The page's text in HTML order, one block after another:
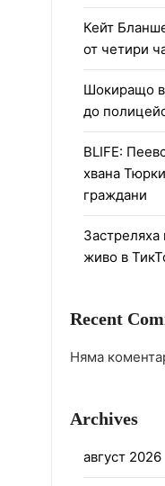
Кейт
от четири
Шокиращо
до
BLIFE:
хвана
граждани
живо в
Recent
Няма
Archives
август 2026